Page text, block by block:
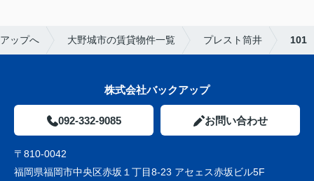
ップへ 大野城市の賃貸物件一覧 プレスト筒井 101
株式会社バックアップ
092-332-9085 お問い合わせ
〒810-0042
福岡県福岡市中央区赤坂１丁目8-23 アセェス赤坂ビル5F